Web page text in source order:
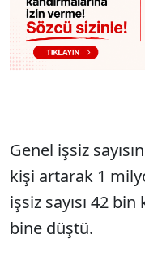
Genel işsiz
kişi artarak 1
işsiz sayısı 42
bine düştü.